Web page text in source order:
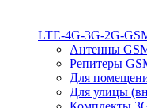
LTE-4G-3G-2G-
Антенны
Репитеры
Для
Для улицы